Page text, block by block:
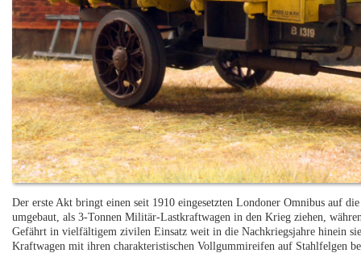
Der erste Akt bringt einen seit 1910 eingesetzten Londoner Omnibus auf
umgebaut, als 3-Tonnen Militär-Lastkraftwagen in den Krieg ziehen,
Gefährt in vielfältigem zivilen Einsatz weit in die Nachkriegsjahre hinein
Kraftwagen mit ihren charakteristischen Vollgummireifen auf Stahlfelgen